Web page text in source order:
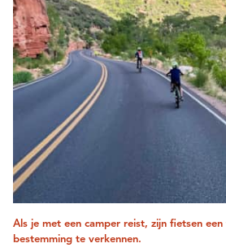
Als je met een camper reist, zijn fietsen
bestemming te verkennen.